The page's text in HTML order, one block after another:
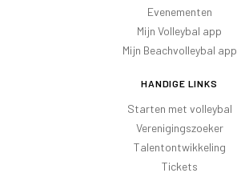
Evenementen
Mijn Volleybal app
Mijn Beachvolleybal app
HANDIGE LINKS
Starten met volleybal
Verenigingszoeker
Talentontwikkeling
Tickets